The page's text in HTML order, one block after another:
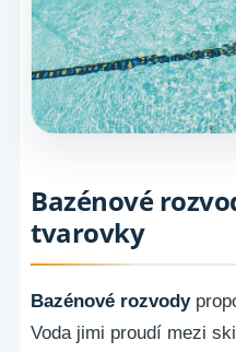
Bazénové
tvarovky
Bazénové rozvody
Voda jimi proudí mezi